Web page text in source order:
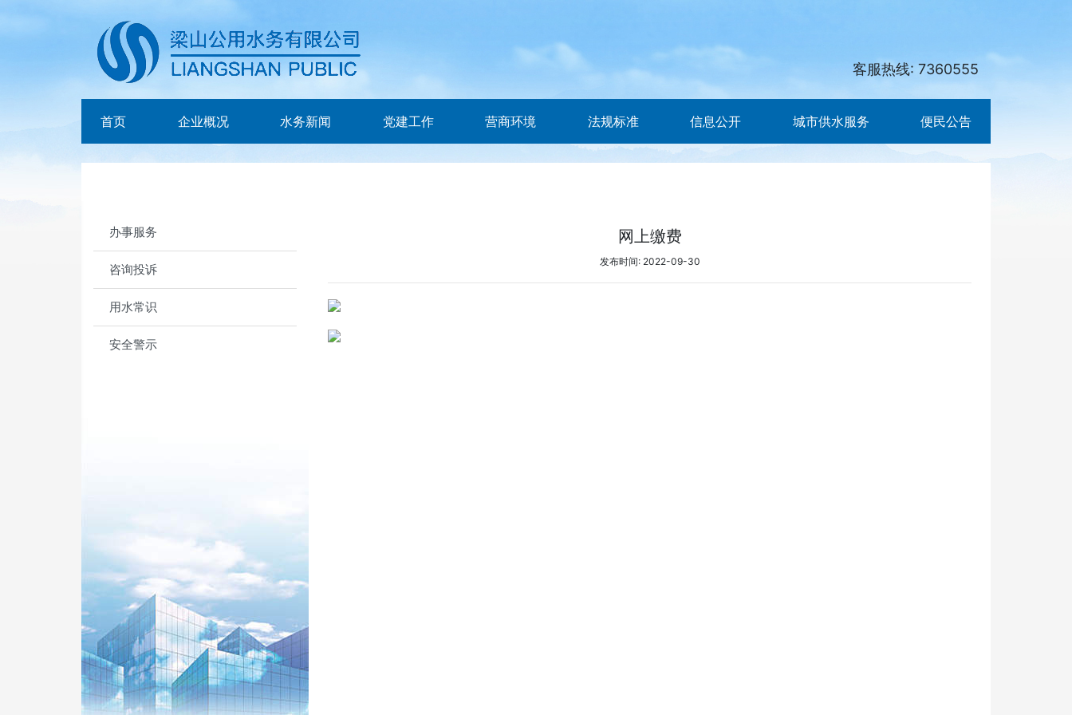
客服热线: 7360555
首页 企业概况 水务新闻 党建工作 营商环境 法规标准 信息公开 城市供水服务 便民公告
办事服务
咨询投诉
用水常识
安全警示
网上缴费
发布时间: 2022-09-30